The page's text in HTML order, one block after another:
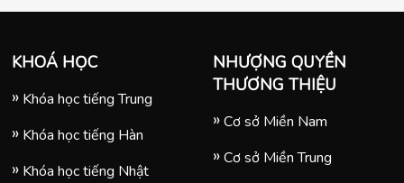
KHOÁ HỌC
Khóa học tiếng Trung
Khóa học tiếng Hàn
Khóa học tiếng Nhật
NHƯỢNG QUYỀN
THƯƠNG THIỆU
Cơ sở Miền Nam
Cơ sở Miền Trung